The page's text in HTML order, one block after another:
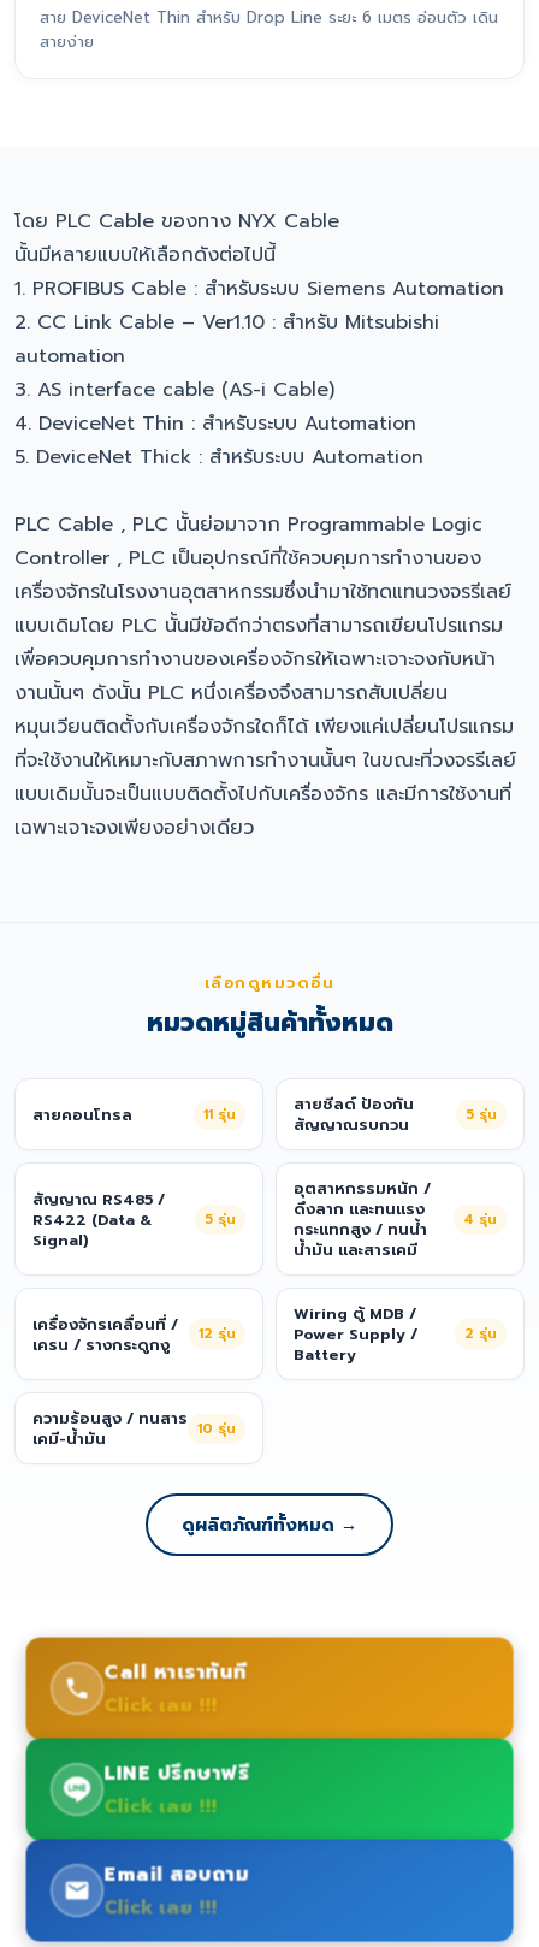
สาย DeviceNet Thin สำหรับ Drop Line ระยะ 6 เมตร อ่อนตัว เดิน
สายง่าย
โดย PLC Cable ของทาง NYX Cable
นั้นมีหลายแบบให้เลือกดังต่อไปนี้
1. PROFIBUS Cable : สำหรับระบบ Siemens Automation
2. CC Link Cable – Ver1.10 : สำหรับ Mitsubishi
automation
3. AS interface cable (AS-i Cable)
4. DeviceNet Thin : สำหรับระบบ Automation
5. DeviceNet Thick : สำหรับระบบ Automation
PLC Cable , PLC นั้นย่อมาจาก Programmable Logic
Controller , PLC เป็นอุปกรณ์ที่ใช้ควบคุมการทำงานของ
เครื่องจักรในโรงงานอุตสาหกรรมซึ่งนำมาใช้ทดแทนวงจรรีเลย์
แบบเดิมโดย PLC นั้นมีข้อดีกว่าตรงที่สามารถเขียนโปรแกรม
เพื่อควบคุมการทำงานของเครื่องจักรให้เฉพาะเจาะจงกับหน้า
งานนั้นๆ ดังนั้น PLC หนึ่งเครื่องจึงสามารถสับเปลี่ยน
หมุนเวียนติดตั้งกับเครื่องจักรใดก็ได้ เพียงแค่เปลี่ยนโปรแกรม
ที่จะใช้งานให้เหมาะกับสภาพการทำงานนั้นๆ ในขณะที่วงจรรีเลย์
แบบเดิมนั้นจะเป็นแบบติดตั้งไปกับเครื่องจักร และมีการใช้งานที่
เฉพาะเจาะจงเพียงอย่างเดียว
เลือกดูหมวดอื่น
หมวดหมู่สินค้าทั้งหมด
สายคอนโทรล 11 รุ่น
สายชีลด์ ป้องกัน
สัญญาณรบกวน
5 รุ่น
สัญญาณ RS485 /
RS422 (Data &
Signal)
5 รุ่น
อุตสาหกรรมหนัก /
ดึงลาก และทนแรง
กระแทกสูง / ทนน้ำ
น้ำมัน และสารเคมี
4 รุ่น
เครื่องจักรเคลื่อนที่ /
เครน / รางกระดูกงู
12 รุ่น
Wiring ตู้ MDB /
Power Supply /
Battery
2 รุ่น
ความร้อนสูง / ทนสาร
เคมี-น้ำมัน
10 รุ่น
ดูผลิตภัณฑ์ทั้งหมด →
Call หาเราทันที
Click เลย !!!
LINE ปรึกษาฟรี
Click เลย !!!
Email สอบถาม
Click เลย !!!